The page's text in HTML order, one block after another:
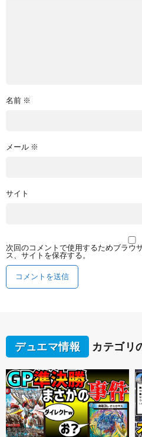
名前 ※
メール ※
サイト
次回のコメントで使用するためブラウ
ス、サイトを保存する。
デュエマ情報 カテゴリ